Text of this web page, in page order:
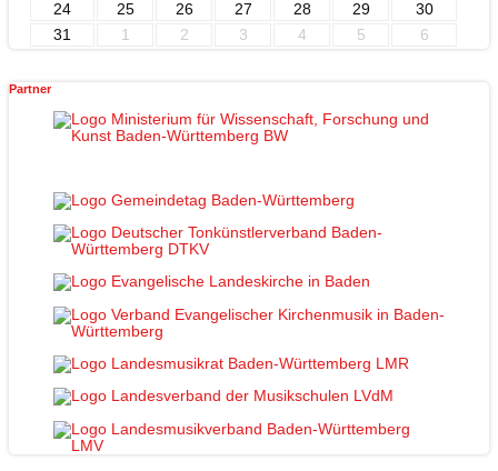
24
25 26 27 28 29
30
31
1 2 3 4 5 6
Partner